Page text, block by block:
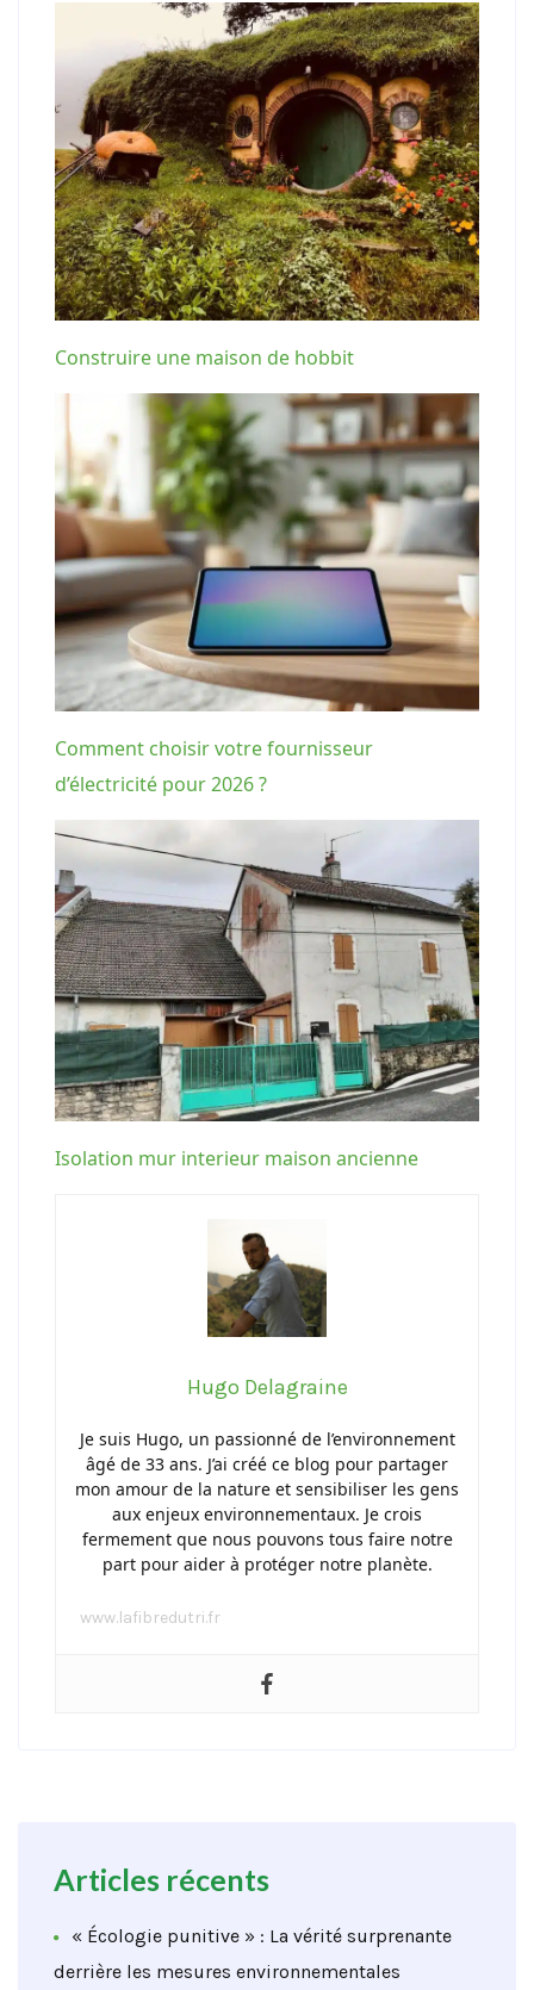
Construire une maison de hobbit
Comment choisir votre fournisseur
d’électricité pour 2026 ?
Isolation mur interieur maison ancienne
Hugo Delagraine
Je suis Hugo, un passionné de l’environnement
âgé de 33 ans. J’ai créé ce blog pour partager
mon amour de la nature et sensibiliser les gens
aux enjeux environnementaux. Je crois
fermement que nous pouvons tous faire notre
part pour aider à protéger notre planète.
www.lafibredutri.fr
Articles récents
« Écologie punitive » : La vérité surprenante
derrière les mesures environnementales